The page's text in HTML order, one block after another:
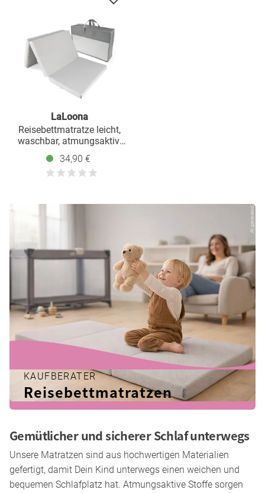
LaLoona
Reisebettmatratze leicht,
waschbar, atmungsaktiv,
schadstoffgeprüft 60 x
120 cm / Höhe 5 cm - Grau
34,90 €
KAUFBERATER
Reisebettmatratzen
Gemütlicher und sicherer Schlaf unterwegs
Unsere Matratzen sind aus hochwertigen Materialien
gefertigt, damit Dein Kind unterwegs einen weichen und
bequemen Schlafplatz hat. Atmungsaktive Stoffe sorgen